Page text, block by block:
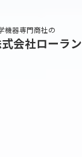
機器専門商社の
会社ローラン